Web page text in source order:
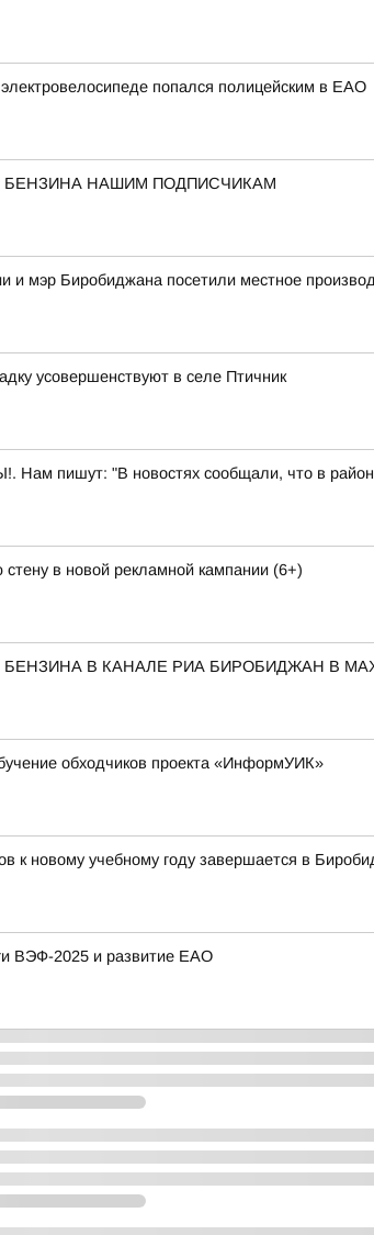
попался полицейским в ЕАО
БЕНЗИНА НАШИМ ПОДПИСЧИКАМ
и мэр Биробиджана посетили местное
усовершенствуют в селе Птичник
пишут: "В новостях сообщали, что в
в новой рекламной кампании (6+)
БЕНЗИНА В КАНАЛЕ РИА БИРОБИДЖАН В
обходчиков проекта «ИнформУИК»
к новому учебному году завершается в
ВЭФ-2025 и развитие ЕАО